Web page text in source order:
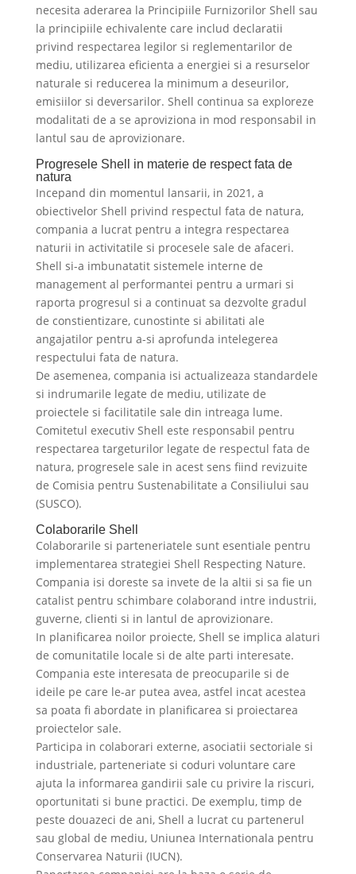
necesita aderarea la Principiile Furnizorilor Shell sau
la principiile echivalente care includ declaratii
privind respectarea legilor si reglementarilor de
mediu, utilizarea eficienta a energiei si a resurselor
naturale si reducerea la minimum a deseurilor,
emisiilor si deversarilor. Shell continua sa exploreze
modalitati de a se aproviziona in mod responsabil in
lantul sau de aprovizionare.
Progresele Shell in materie de respect fata de
natura
Incepand din momentul lansarii, in 2021, a
obiectivelor Shell privind respectul fata de natura,
compania a lucrat pentru a integra respectarea
naturii in activitatile si procesele sale de afaceri.
Shell si-a imbunatatit sistemele interne de
management al performantei pentru a urmari si
raporta progresul si a continuat sa dezvolte gradul
de constientizare, cunostinte si abilitati ale
angajatilor pentru a-si aprofunda intelegerea
respectului fata de natura.
De asemenea, compania isi actualizeaza standardele
si indrumarile legate de mediu, utilizate de
proiectele si facilitatile sale din intreaga lume.
Comitetul executiv Shell este responsabil pentru
respectarea targeturilor legate de respectul fata de
natura, progresele sale in acest sens fiind revizuite
de Comisia pentru Sustenabilitate a Consiliului sau
(SUSCO).
Colaborarile Shell
Colaborarile si parteneriatele sunt esentiale pentru
implementarea strategiei Shell Respecting Nature.
Compania isi doreste sa invete de la altii si sa fie un
catalist pentru schimbare colaborand intre industrii,
guverne, clienti si in lantul de aprovizionare.
In planificarea noilor proiecte, Shell se implica alaturi
de comunitatile locale si de alte parti interesate.
Compania este interesata de preocuparile si de
ideile pe care le-ar putea avea, astfel incat acestea
sa poata fi abordate in planificarea si proiectarea
proiectelor sale.
Participa in colaborari externe, asociatii sectoriale si
industriale, parteneriate si coduri voluntare care
ajuta la informarea gandirii sale cu privire la riscuri,
oportunitati si bune practici. De exemplu, timp de
peste douazeci de ani, Shell a lucrat cu partenerul
sau global de mediu, Uniunea Internationala pentru
Conservarea Naturii (IUCN).